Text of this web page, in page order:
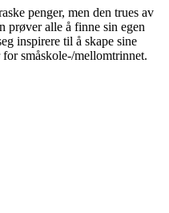
penger, men den trues av
prøver alle å finne sin egen
inspirere til å skape sine
småskole-/mellomtrinnet.